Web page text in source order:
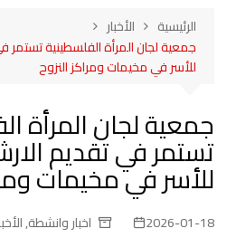
الرئيسية
الأخبار
جمعية لجان المرأة الفلسطينية تستمر
للأسر في مخيمات ومراكز النزوح
جمعية لجان المرأة
تستمر في تقديم
للأسر في مخيمات
2026-01-18 اخبار وانشطة,